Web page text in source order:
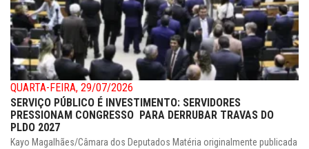
QUARTA-FEIRA, 29/07/2026
SERVIÇO PÚBLICO É INVESTIMENTO: SERVIDORES
PRESSIONAM CONGRESSO PARA DERRUBAR TRAVAS DO
PLDO 2027
Kayo Magalhães/Câmara dos Deputados Matéria originalmente publicada